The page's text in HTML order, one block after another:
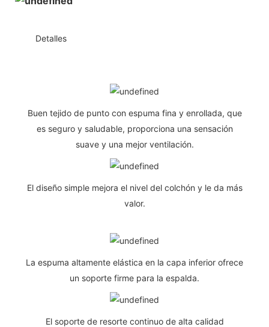
Detalles
Buen tejido de punto con espuma fina y enrollada, que
es seguro y saludable, proporciona una sensación
suave y una mejor ventilación.
El diseño simple mejora el nivel del colchón y le da más
valor.
La espuma altamente elástica en la capa inferior ofrece
un soporte firme para la espalda.
El soporte de resorte continuo de alta calidad